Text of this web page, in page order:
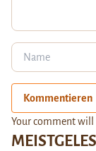
Kommentieren
Your comment will